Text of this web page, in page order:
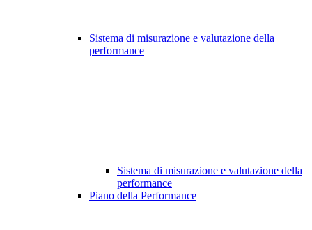
Sistema di misurazione e valutazione della
performance
Sistema di misurazione e valutazione della
performance
Piano della Performance